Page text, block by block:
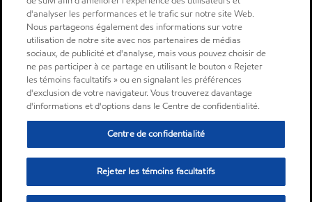
d'analyser les performances et le trafic sur notre site Web.
Nous partageons également des informations sur votre
utilisation de notre site avec nos partenaires de médias
sociaux, de publicité et d'analyse, mais vous pouvez choisir de
ne pas participer à ce partage en utilisant le bouton « Rejeter
les témoins facultatifs » ou en signalant les préférences
d'exclusion de votre navigateur. Vous trouverez davantage
d'informations et d'options dans le Centre de confidentialité.
Centre de confidentialité
Rejeter les témoins facultatifs